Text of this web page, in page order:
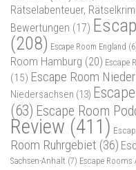
Rätselabenteuer,
Bewertungen (17)
(208) Escape Room England
Room Hamburg (20) Escape
(15) Escape Room
Niedersachsen (13)
(63) Escape Room
Review (411)
Room Ruhrgebiet (36)
Sachsen-Anhalt (7) Escape Rooms